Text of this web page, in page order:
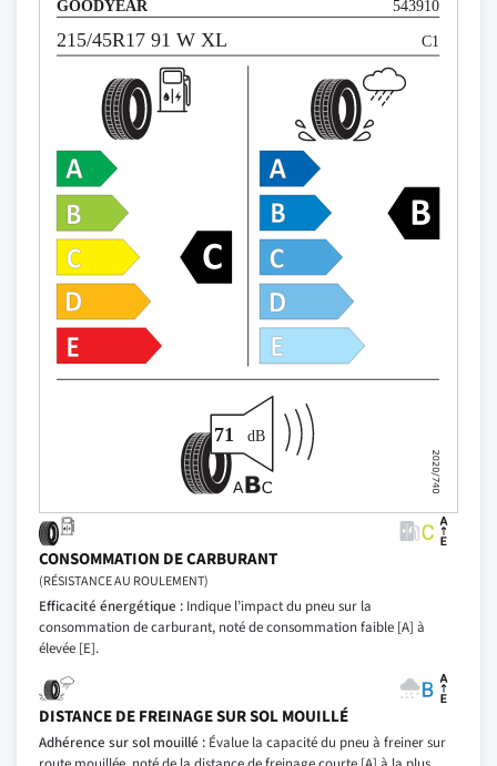
CONSOMMATION DE CARBURANT
(RÉSISTANCE AU ROULEMENT)
Efficacité énergétique : Indique l’impact du pneu sur la
consommation de carburant, noté de consommation faible [A] à
élevée [E].
DISTANCE DE FREINAGE SUR SOL MOUILLÉ
Adhérence sur sol mouillé : Évalue la capacité du pneu à freiner sur